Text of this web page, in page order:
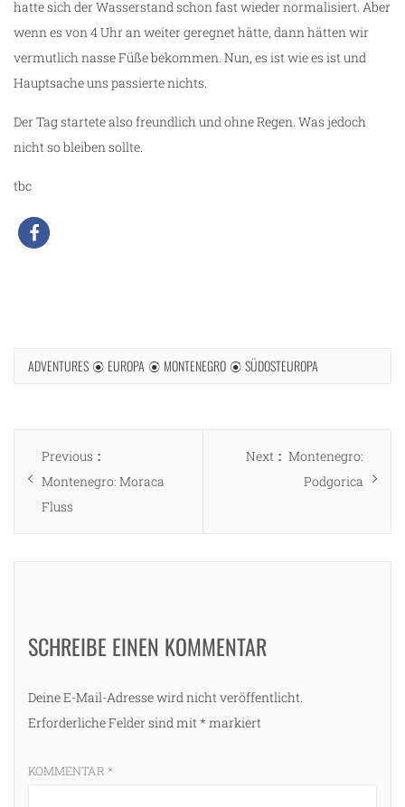
hatte sich der Wasserstand schon fast wieder normalisiert. Aber
wenn es von 4 Uhr an weiter geregnet hätte, dann hätten wir
vermutlich nasse Füße bekommen. Nun, es ist wie es ist und
Hauptsache uns passierte nichts.
Der Tag startete also freundlich und ohne Regen. Was jedoch
nicht so bleiben sollte.
tbc
ADVENTURES EUROPA MONTENEGRO SÜDOSTEUROPA
Beitragsnavigation
Previous
post:
Montenegro: Moraca
Fluss
Next
Next
post:
Montenegro:
Podgorica
SCHREIBE EINEN KOMMENTAR
Deine E-Mail-Adresse wird nicht veröffentlicht.
Erforderliche Felder sind mit * markiert
KOMMENTAR *